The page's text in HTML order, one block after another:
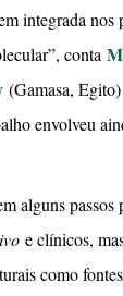
integrada nos
conta
(Gamasa,
envolveu
alguns
e clínicos,
como